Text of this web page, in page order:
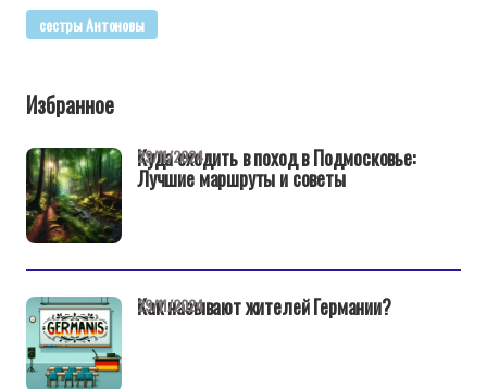
сестры Антоновы
Избранное
Куда сходить в поход в Подмосковье:
Лучшие маршруты и советы
29/11/2024
Как называют жителей Германии?
29/11/2024